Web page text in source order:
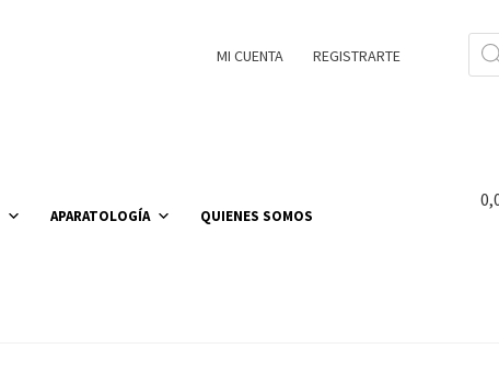
MI CUENTA REGISTRARTE de
APARATOLOGÍA QUIENES SOMOS